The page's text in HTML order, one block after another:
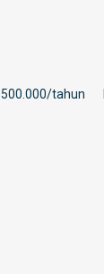
tahun